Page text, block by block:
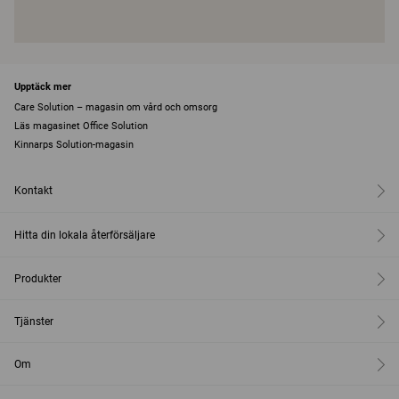
Upptäck mer
Care Solution – magasin om vård och omsorg
Läs magasinet Office Solution
Kinnarps Solution-magasin
Kontakt
Hitta din lokala återförsäljare
Produkter
Tjänster
Om